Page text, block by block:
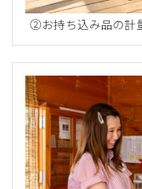
②お持ち込み品の計